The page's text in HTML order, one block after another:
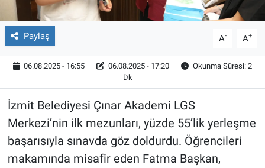
Paylaş A- A+
06.08.2025 - 16:55 06.08.2025 - 17:20
Okunma Süresi: 2
Dk
İzmit Belediyesi Çınar Akademi LGS
Merkezi’nin ilk mezunları, yüzde 55’lik yerleşme
başarısıyla sınavda göz doldurdu. Öğrencileri
makamında misafir eden Fatma Başkan,